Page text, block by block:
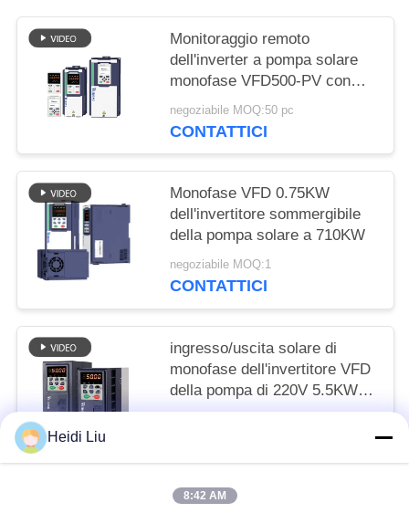
Monitoraggio remoto
dell'inverter a pompa solare
monofase VFD500-PV con
funzione GPRS
negoziabile MOQ:50 pc
CONTATTICI
Monofase VFD 0.75KW
dell'invertitore sommergibile
della pompa solare a 710KW
negoziabile MOQ:1
CONTATTICI
ingresso/uscita solare di
monofase dell'invertitore VFD
della pompa di 220V 5.5KW
7.5KW
Heidi Liu
8:42 AM